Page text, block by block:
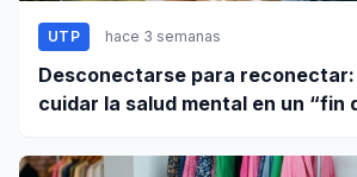
UTP hace 3 semanas
Desconectarse para
cuidar la salud mental en un “fin